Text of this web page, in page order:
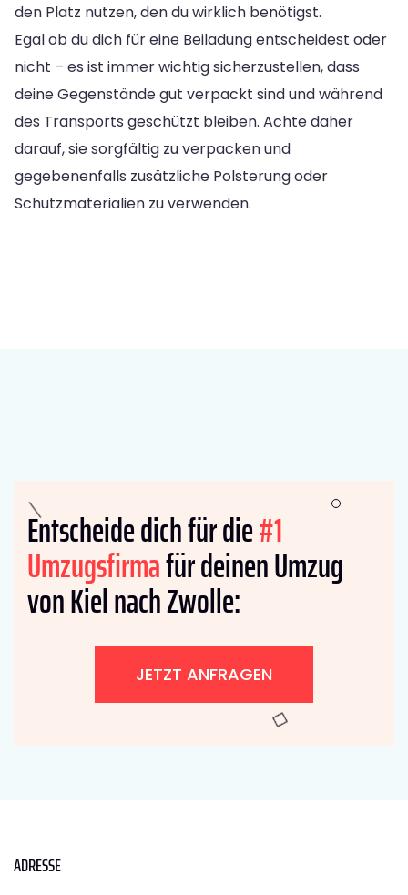
den Platz nutzen, den du wirklich benötigst.
Egal ob du dich für eine Beiladung entscheidest oder
nicht – es ist immer wichtig sicherzustellen, dass
deine Gegenstände gut verpackt sind und während
des Transports geschützt bleiben. Achte daher
darauf, sie sorgfältig zu verpacken und
gegebenenfalls zusätzliche Polsterung oder
Schutzmaterialien zu verwenden.
Entscheide dich für die#1
Umzugsfirmafür deinen Umzug
von Kiel nach Zwolle:
JETZT ANFRAGEN
ADRESSE